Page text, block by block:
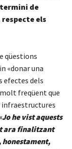
termini de
els
qüestions
«donar una
efectes dels
freqüent que
infraestructures
he vist aquests
ara finalitzant
honestament,